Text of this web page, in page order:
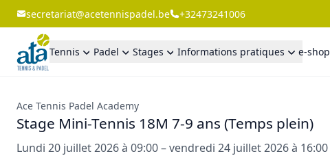
secretariat@acetennispadel.be +32473241006
Tennis Padel Stages Informations pratiques e-shop
Ace Tennis Padel Academy
Stage Mini-Tennis 18M 7-9 ans (Temps plein)
Lundi 20 juillet 2026 à 09:00 – vendredi 24 juillet 2026 à 16:00